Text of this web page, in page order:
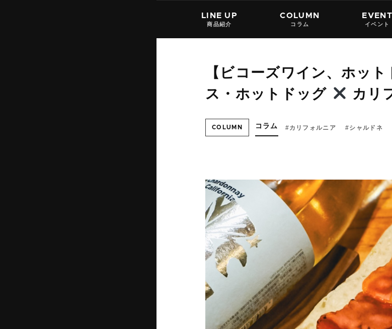
LINE UP
商品紹介
COLUMN
コラム
EVENT
イベント
【ビコーズワイン、ホット
ス・ホットドッグ
カリ
COLUMN コラム カリフォルニア シャルドネ